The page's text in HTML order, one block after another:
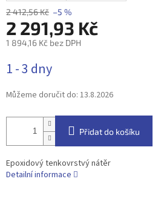
2 412,56 Kč –5 %
2 291,93 Kč
1 894,16 Kč bez DPH
cena:
1 - 3 dny
Můžeme doručit do: 13.8.2026
Přidat do košíku
Epoxidový tenkovrstvý nátěr
Detailní informace